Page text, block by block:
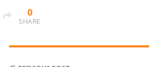
0
SHARE